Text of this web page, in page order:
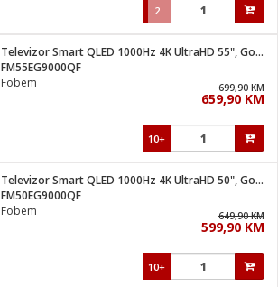
2
Televizor Smart QLED 1000Hz 4K UltraHD 55", Google TV
FM55EG9000QF
Fobem
699,90 KM
659,90 KM
10+
Televizor Smart QLED 1000Hz 4K UltraHD 50", Google TV
FM50EG9000QF
Fobem
649,90 KM
599,90 KM
10+